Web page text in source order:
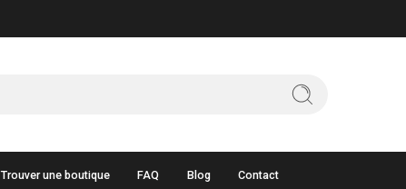
Trouver une boutique FAQ Blog Contact